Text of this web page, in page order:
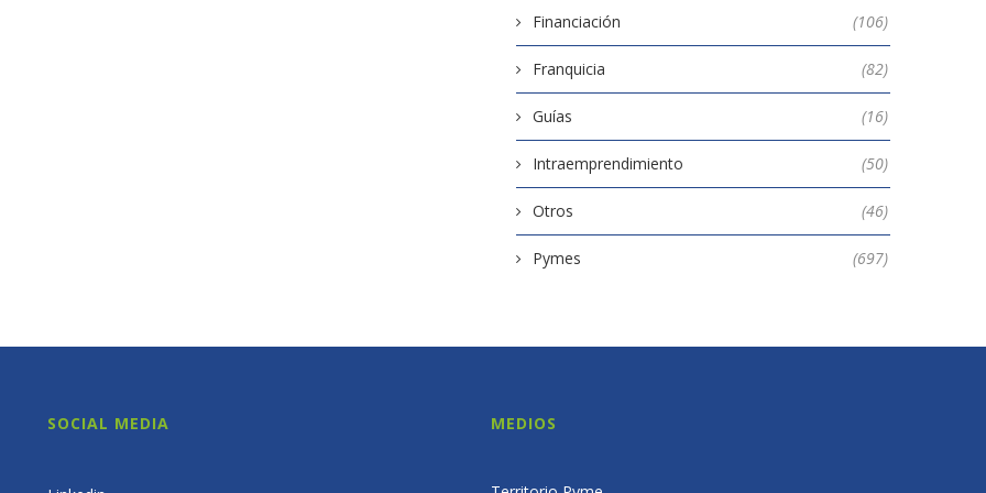
Financiación (106)
Franquicia (82)
Guías (16)
Intraemprendimiento (50)
Otros (46)
Pymes (697)
SOCIAL MEDIA MEDIOS